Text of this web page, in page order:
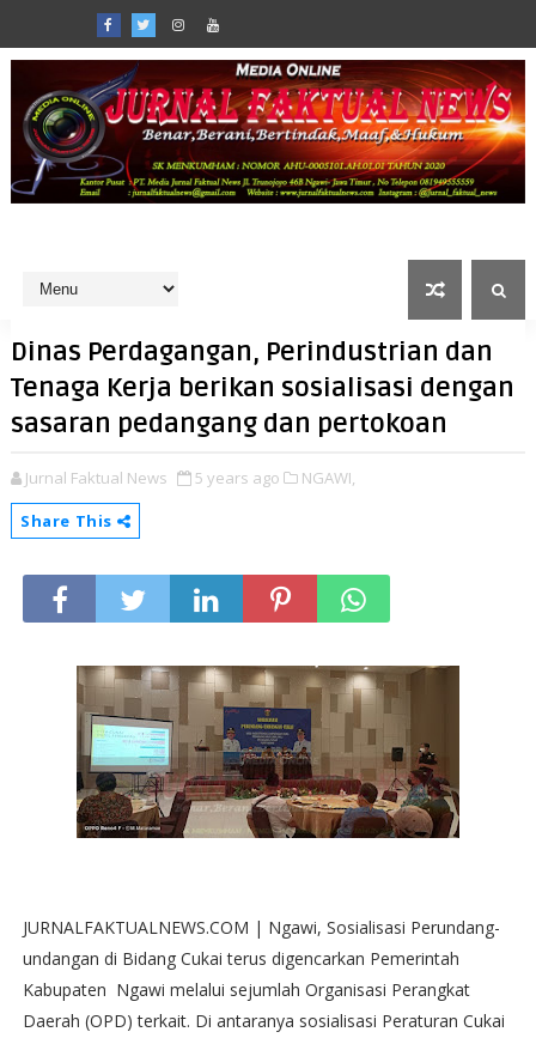
Dinas Perdagangan, Perindustrian dan
Tenaga Kerja berikan sosialisasi dengan
sasaran pedangang dan pertokoan
Jurnal Faktual News 5 years ago
NGAWI,
Share This
JURNALFAKTUALNEWS.COM | Ngawi, Sosialisasi Perundang-
undangan di Bidang Cukai terus digencarkan Pemerintah
Kabupaten Ngawi melalui sejumlah Organisasi Perangkat
Daerah (OPD) terkait. Di antaranya sosialisasi Peraturan Cukai